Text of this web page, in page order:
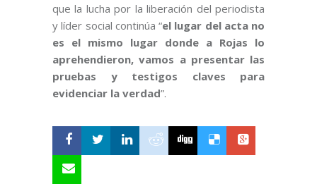
que la lucha por la liberación del periodista
y líder social continúa “el lugar del acta no
es el mismo lugar donde a Rojas lo
aprehendieron, vamos a presentar las
pruebas y testigos claves para
evidenciar la verdad”.